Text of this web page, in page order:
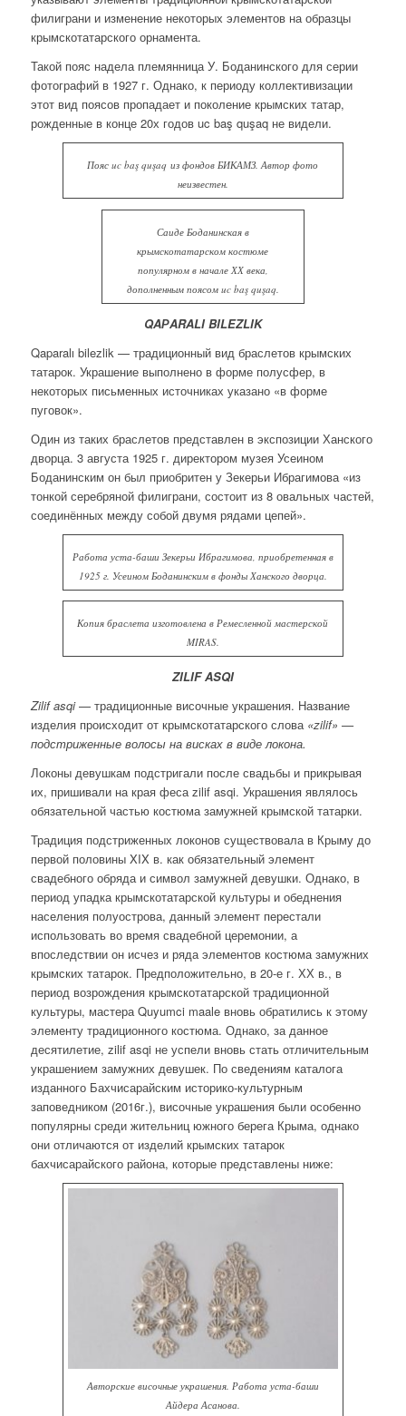
филиграни и изменение некоторых элементов на образцы
крымскотатарского орнамента.
Такой пояс надела племянница У. Боданинского для серии
фотографий в 1927 г. Однако, к периоду коллективизации
этот вид поясов пропадает и поколение крымских татар,
рожденные в конце 20х годов uc baş quşaq не видели.
Пояс uc baş quşaq из фондов БИКАМЗ. Автор фото
неизвестен.
Саиде Боданинская в
крымскотатарском костюме
популярном в начале ХХ века,
дополненным поясом uc baş quşaq.
QAРARALI BILEZLIK
Qaparalı bilezlik — традиционный вид браслетов крымских
татарок. Украшение выполнено в форме полусфер, в
некоторых письменных источниках указано «в форме
пуговок».
Один из таких браслетов представлен в экспозиции Ханского
дворца. 3 августа 1925 г. директором музея Усеином
Боданинским он был приобритен у Зекерьи Ибрагимова «из
тонкой серебряной филиграни, состоит из 8 овальных частей,
соединённых между собой двумя рядами цепей».
Работа уста-баши Зекерьи Ибрагимова, приобретенная в
1925 г. Усеином Боданинским в фонды Ханского дворца.
Копия браслета изготовлена в Ремесленной мастерской
MIRAS.
ZILIF ASQI
Zilif asqi— традиционные височные украшения. Название
изделия происходит от крымскотатарского слова «zilif» —
подстриженные волосы на висках в виде локона.
Локоны девушкам подстригали после свадьбы и прикрывая
их, пришивали на края феса zilif asqi. Украшения являлось
обязательной частью костюма замужней крымской татарки.
Традиция подстриженных локонов существовала в Крыму до
первой половины XIX в. как обязательный элемент
свадебного обряда и символ замужней девушки. Однако, в
период упадка крымскотатарской культуры и обеднения
населения полуострова, данный элемент перестали
использовать во время свадебной церемонии, а
впоследствии он исчез и ряда элементов костюма замужних
крымских татарок. Предположительно, в 20-е г. ХХ в., в
период возрождения крымскотатарской традиционной
культуры, мастера Quyumci maale вновь обратились к этому
элементу традиционного костюма. Однако, за данное
десятилетие, zilif asqi не успели вновь стать отличительным
украшением замужних девушек. По сведениям каталога
изданного Бахчисарайским историко-культурным
заповедником (2016г.), височные украшения были особенно
популярны среди жительниц южного берега Крыма, однако
они отличаются от изделий крымских татарок
бахчисарайского района, которые представлены ниже:
Авторские височные украшения. Работа уста-баши
Айдера Асанова.